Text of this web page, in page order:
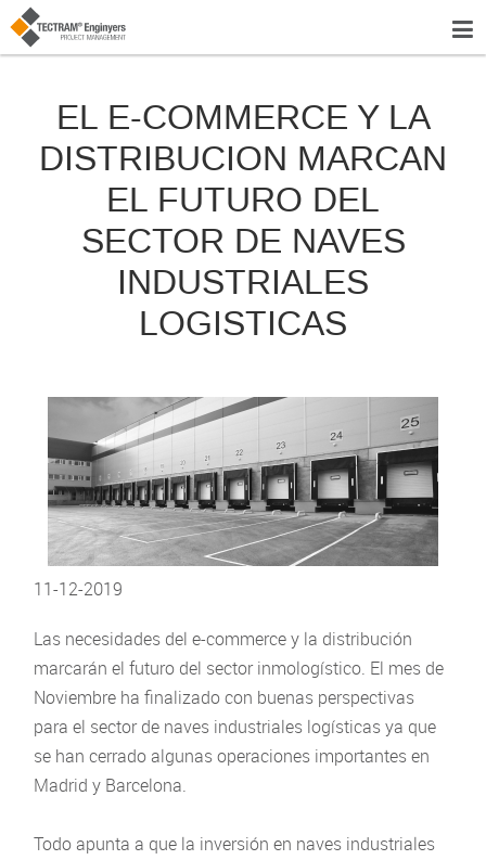
EL E-COMMERCE Y LA
DISTRIBUCION MARCAN
EL FUTURO DEL
SECTOR DE NAVES
INDUSTRIALES
LOGISTICAS
11-12-2019
Las necesidades del e-commerce y la distribución
marcarán el futuro del sector inmologístico. El mes de
Noviembre ha finalizado con buenas perspectivas
para el sector de naves industriales logísticas ya que
se han cerrado algunas operaciones importantes en
Madrid y Barcelona.
Todo apunta a que la inversión en naves industriales